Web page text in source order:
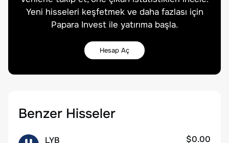
Yeni hisseleri keşfetmek ve daha fazlası için
Papara Invest ile yatırıma başla.
Hesap Aç
Benzer Hisseler
LYB $0.00